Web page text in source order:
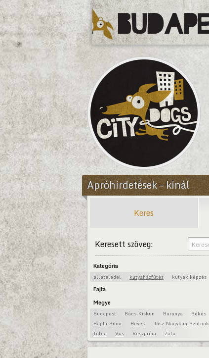
CityDogs
Apróhirdetések – kínál
Keres
Keresett szöveg:
Kategória
állateledel kutyaházfűtés kutyakiképzés
Fajta
Megye
Budapest Bács-Kiskun Baranya Békés
Hajdú-Bihar
Heves Jász-Nagykun-Szolnok
Tolna
Vas Veszprém Zala